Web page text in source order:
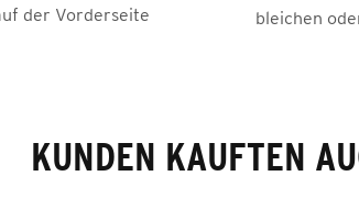
der Vorderseite
bleichen
KUNDEN KAUFTEN